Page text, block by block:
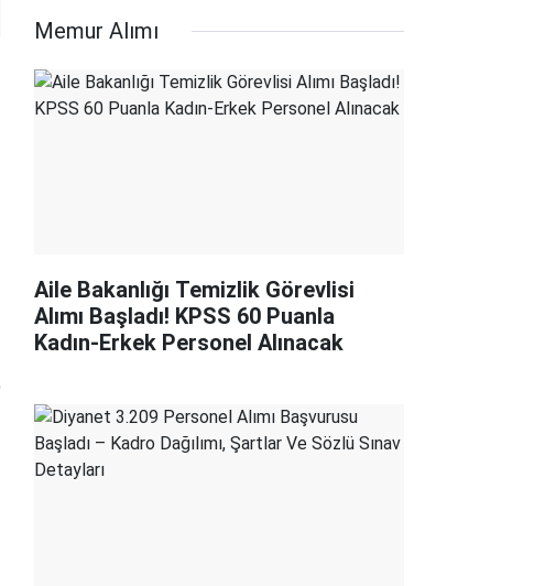
Memur Alımı
Aile Bakanlığı Temizlik Görevlisi
Alımı Başladı! KPSS 60 Puanla
Kadın-Erkek Personel Alınacak